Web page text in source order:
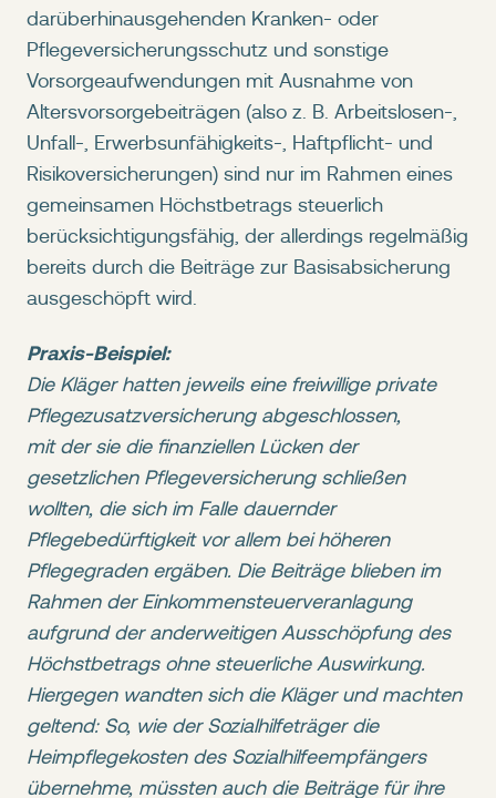
darüberhinausgehenden Kranken- oder
Pflegeversicherungsschutz und sonstige
Vorsorgeaufwendungen mit Ausnahme von
Altersvorsorgebeiträgen (also z. B. Arbeitslosen-,
Unfall-, Erwerbsunfähigkeits-, Haftpflicht- und
Risikoversicherungen) sind nur im Rahmen eines
gemeinsamen Höchstbetrags steuerlich
berücksichtigungsfähig, der allerdings regelmäßig
bereits durch die Beiträge zur Basisabsicherung
ausgeschöpft wird.
Praxis-Beispiel:
Die Kläger hatten jeweils eine freiwillige private
Pflegezusatzversicherung abgeschlossen,
mit der sie die finanziellen Lücken der
gesetzlichen Pflegeversicherung schließen
wollten, die sich im Falle dauernder
Pflegebedürftigkeit vor allem bei höheren
Pflegegraden ergäben. Die Beiträge blieben im
Rahmen der Einkommensteuerveranlagung
aufgrund der anderweitigen Ausschöpfung des
Höchstbetrags ohne steuerliche Auswirkung.
Hiergegen wandten sich die Kläger und machten
geltend: So, wie der Sozialhilfeträger die
Heimpflegekosten des Sozialhilfeempfängers
übernehme, müssten auch die Beiträge für ihre